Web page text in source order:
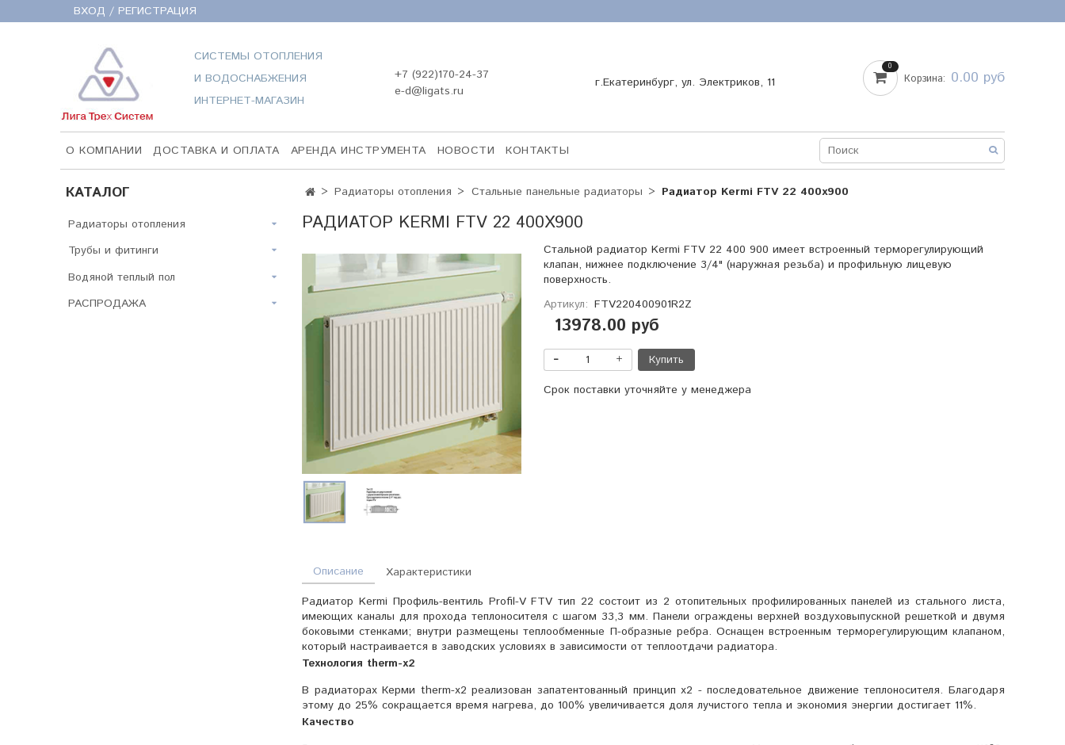
ВХОД / РЕГИСТРАЦИЯ
СИСТЕМЫ ОТОПЛЕНИЯ
И ВОДОСНАБЖЕНИЯ
ИНТЕРНЕТ-МАГАЗИН
+7 (922)170-24-37
e-d@ligats.ru
г.Екатеринбург, ул. Электриков, 11
0
Корзина: 0.00 руб
О КОМПАНИИ ДОСТАВКА И ОПЛАТА АРЕНДА ИНСТРУМЕНТА НОВОСТИ КОНТАКТЫ
Радиаторы отопления Стальные панельные радиаторы Радиатор Kermi FTV 22 400x900
РАДИАТОР KERMI FTV 22 400X900
Стальной радиатор Kermi FTV 22 400 900 имеет встроенный терморегулирующий
клапан, нижнее подключение 3/4" (наружная резьба) и профильную лицевую
поверхность.
Артикул: FTV220400901R2Z
13978.00 руб
Купить
Срок поставки уточняйте у менеджера
Описание
Радиатор Kermi Профиль-вентиль Profil-V FTV тип 22 состоит из 2 отопительных профилированных панелей из стального листа,
имеющих каналы для прохода теплоносителя с шагом 33,3 мм. Панели ограждены верхней воздуховыпускной решеткой и двумя
боковыми стенками; внутри размещены теплообменные П-образные ребра. Оснащен встроенным терморегулирующим клапаном,
который настраивается в заводских условиях в зависимости от теплоотдачи радиатора.
Технология therm-x2
В радиаторах Керми therm-x2 реализован запатентованный принцип x2 - последовательное движение теплоносителя. Благодаря
этому до 25% сокращается время нагрева, до 100% увеличивается доля лучистого тепла и экономия энергии достигает 11%.
Качество
Характеристики
КАТАЛОГ
Радиаторы отопления
Трубы и фитинги
Водяной теплый пол
РАСПРОДАЖА